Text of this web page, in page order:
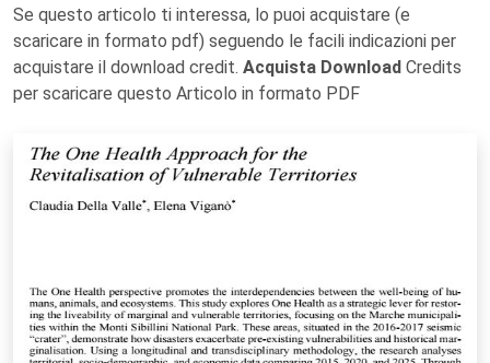
Se questo articolo ti interessa, lo puoi acquistare (e
scaricare in formato pdf) seguendo le facili indicazioni per
acquistare il download credit. Acquista Download Credits
per scaricare questo Articolo in formato PDF